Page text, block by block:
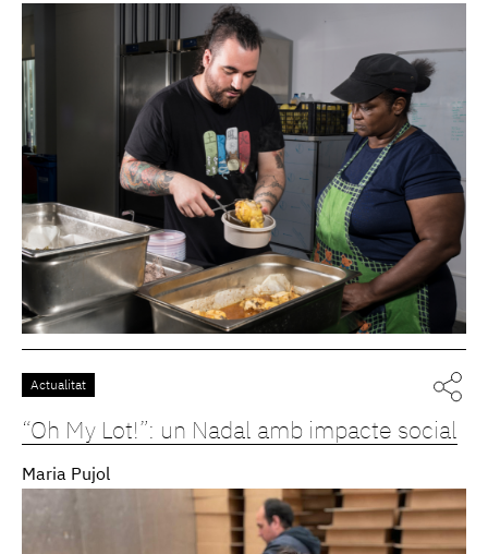
Actualitat
“Oh My Lot!”: un Nadal amb impacte social
Maria Pujol